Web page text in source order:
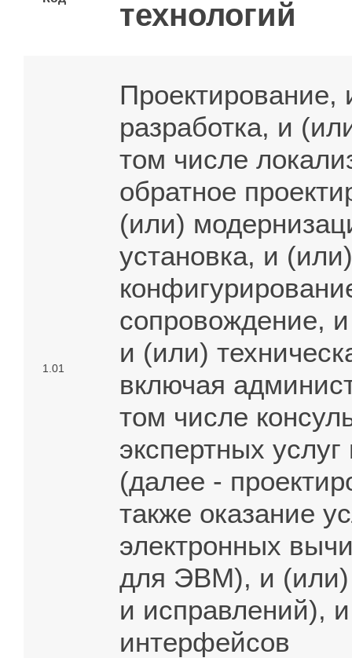
технологий
1.01
разработка, и
том числе
обратное
(или)
установка, и
сопровождение,
и (или)
включая
том числе
экспертных
(далее -
также оказание
электронных
для ЭВМ), и (или)
и исправлений),
интерфейсов